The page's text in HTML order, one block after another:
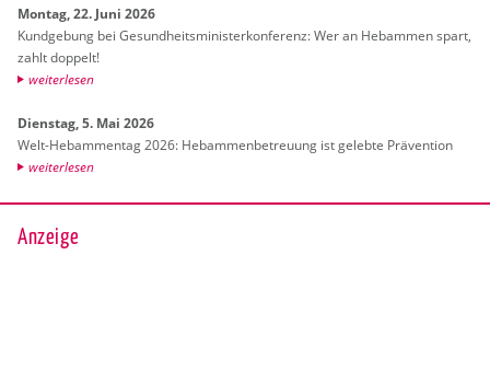
Mon­tag, 22. Juni 2026
Kund­ge­bung bei Ge­sund­heits­mi­nis­ter­kon­fe­renz: Wer an Heb­am­men spart,
zahlt dop­pelt!
wei­ter­le­sen
Diens­tag, 5. Mai 2026
Welt-Heb­am­men­tag 2026: Heb­am­men­be­treu­ung ist ge­leb­te Prä­ven­ti­on
wei­ter­le­sen
Anzeige